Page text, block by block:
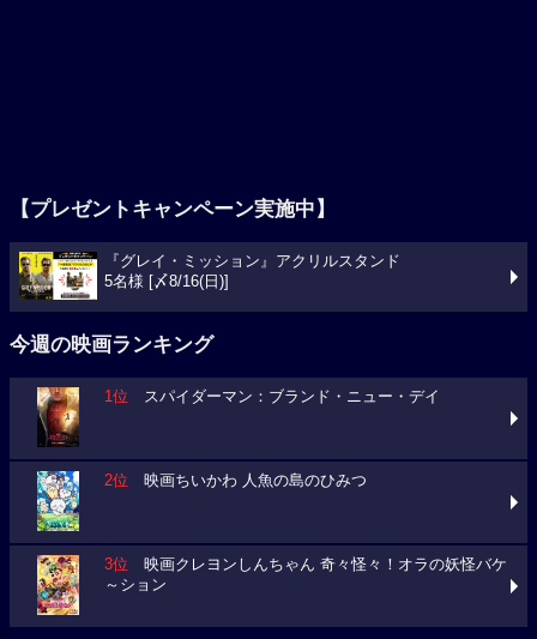
【プレゼントキャンペーン実施中】
『グレイ・ミッション』アクリルスタンド
5名様 [〆8/16(日)]
今週の映画ランキング
1位 スパイダーマン：ブランド・ニュー・デイ
2位 映画ちいかわ 人魚の島のひみつ
3位 映画クレヨンしんちゃん 奇々怪々！オラの妖怪バケ
～ション